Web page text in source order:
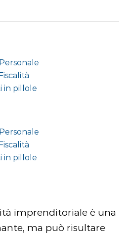
in pillole
in pillole
imprenditoriale è una
ma può risultare